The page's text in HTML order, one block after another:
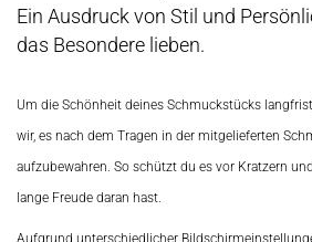
Ein Ausdruck von Stil und
das Besondere lieben.
Um die Schönheit deines Schmuckstücks
wir, es nach dem Tragen in der mitgelieferten
aufzubewahren. So schützt du es vor Kratzern
lange Freude daran hast.
Aufgrund unterschiedlicher